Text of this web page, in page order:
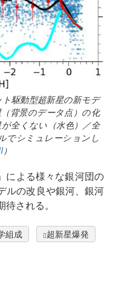
駆動型超新星の新モデ
背景のデータ点）の化
全くない（水色）／全
でシミュレーションし
）
による様々な銀河団の
ルの改良や銀河、銀河
される。
組成
超新星爆発